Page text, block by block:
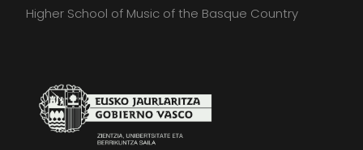
Higher School of Music of the Basque Country